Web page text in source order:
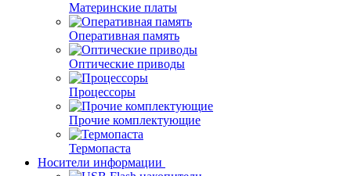
Материнские платы
Оперативная память
Оптические приводы
Процессоры
Прочие комплектующие
Термопаста
Носители информации